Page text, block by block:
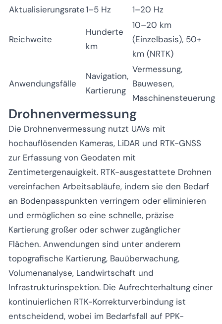
Aktualisierungsrate1–5 Hz 1–20 Hz
Reichweite
Hunderte
km
10–20 km
(Einzelbasis), 50+
km (NRTK)
Anwendungsfälle
Navigation,
Kartierung
Vermessung,
Bauwesen,
Maschinensteuerung
Drohnenvermessung
Die Drohnenvermessung nutzt UAVs mit
hochauflösenden Kameras, LiDAR und RTK-GNSS
zur Erfassung von Geodaten mit
Zentimetergenauigkeit. RTK-ausgestattete Drohnen
vereinfachen Arbeitsabläufe, indem sie den Bedarf
an Bodenpasspunkten verringern oder eliminieren
und ermöglichen so eine schnelle, präzise
Kartierung großer oder schwer zugänglicher
Flächen. Anwendungen sind unter anderem
topografische Kartierung, Bauüberwachung,
Volumenanalyse, Landwirtschaft und
Infrastrukturinspektion. Die Aufrechterhaltung einer
kontinuierlichen RTK-Korrekturverbindung ist
entscheidend, wobei im Bedarfsfall auf PPK-